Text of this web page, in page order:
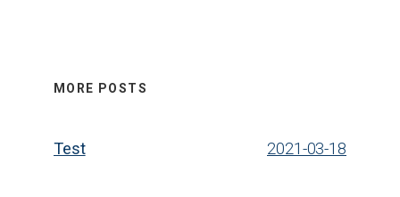
MORE POSTS
Test 2021-03-18